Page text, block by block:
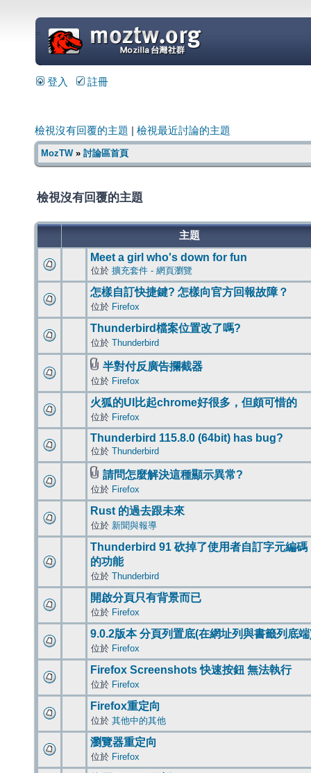
=
登入 註冊
檢視沒有回覆的主題 檢視最近討論的主題
MozTW» 討論區首頁
檢視沒有回覆的主題
主題
Meet a girl who's down for fun
位於 擴充套件 - 網頁瀏覽
怎樣自訂快捷鍵? 怎樣向官方回報故障？
位於 Firefox
Thunderbird檔案位置改了嗎?
位於 Thunderbird
半對付反廣告攔截器
位於 Firefox
火狐的UI比起chrome好很多，但頗可惜的
位於 Firefox
Thunderbird 115.8.0 (64bit) has bug?
位於 Thunderbird
請問怎麼解決這種顯示異常?
位於 Firefox
Rust 的過去跟未來
位於 新聞與報導
Thunderbird 91 砍掉了使用者自訂字元編碼
的功能
位於 Thunderbird
開啟分頁只有背景而已
位於 Firefox
9.0.2版本 分頁列置底(在網址列與書籤列底
位於 Firefox
Firefox Screenshots 快速按鈕 無法執行
位於 Firefox
Firefox重定向
位於 其他中的其他
瀏覽器重定向
位於 Firefox